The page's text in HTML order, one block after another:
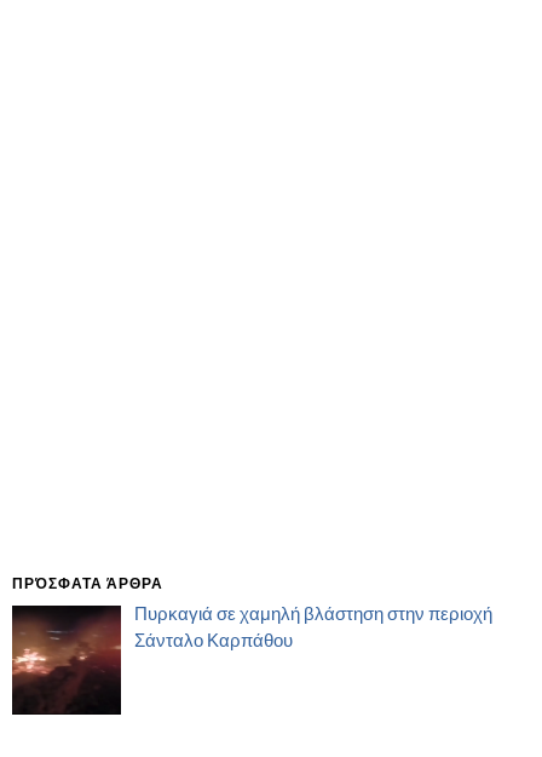
ΠΡΌΣΦΑΤΑ ΆΡΘΡΑ
Πυρκαγιά σε χαμηλή βλάστηση στην περιοχή
Σάνταλο Καρπάθου